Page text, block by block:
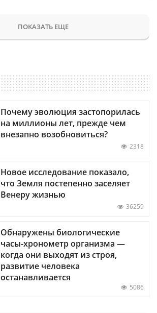
ПОКАЗАТЬ ЕЩЕ
Почему эволюция застопорилась
на миллионы лет, прежде чем
внезапно возобновиться?
2318
Новое исследование показало,
что Земля постепенно заселяет
Венеру жизнью
36259
Обнаружены биологические
часы-хронометр организма —
когда они выходят из строя,
развитие человека
останавливается
5086